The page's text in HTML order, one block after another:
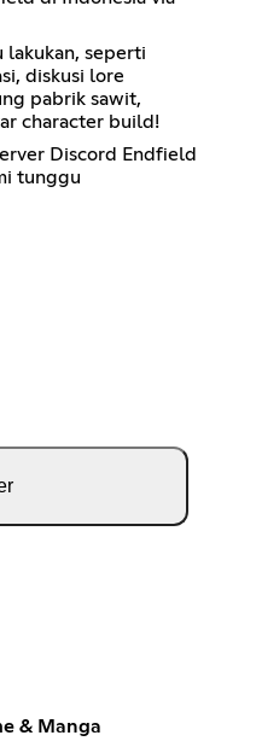
lakukan, seperti
diskusi lore
pabrik sawit,
character build!
Discord Endfield
tunggu
& Manga